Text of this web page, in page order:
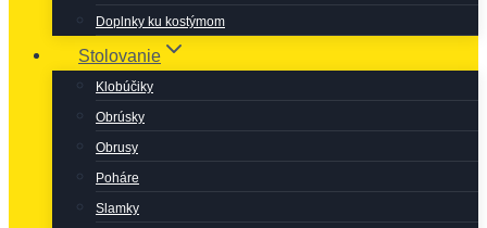
Doplnky ku kostýmom
Stolovanie
Klobúčiky
Obrúsky
Obrusy
Poháre
Slamky